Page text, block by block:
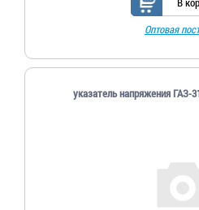
Оптовая
указатель напряжения ГАЗ-